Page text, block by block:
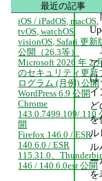
了
は
イ
を
ル
ル
ー
を
最近の記事
iOS / iPadOS, macOS,
tvOS, watchOS,
visionOS, Safari 更新
公開（26.3等）
Microsoft 2026 年 2 月
のセキュリティ更新
ログラム (月例) 公開
WordPress 6.9 公開
Chrome
143.0.7499.109/.110
開
Firefox 146.0 / ESR
140.6.0 / ESR
115.31.0、
146 / 140.6.0esr 公開